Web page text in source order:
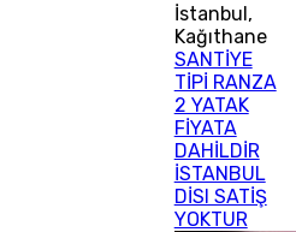
İstanbul,
Kağıthane
SANTİYE
TİPİ RANZA
2 YATAK
FİYATA
DAHİLDİR
İSTANBUL
DİSI SATİŞ
YOKTUR